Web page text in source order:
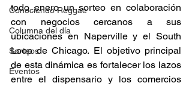
Conociendo Reggae
Columna del día
Sorteos
Eventos
todo enero un sorteo en colaboración
con negocios cercanos a sus
ubicaciones en Naperville y el South
Loop de Chicago. El objetivo principal
de esta dinámica es fortalecer los lazos
entre el dispensario y los comercios